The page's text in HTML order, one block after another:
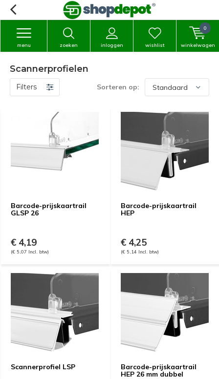
zoeken inloggen
menu wishlist winkelwagen
0
Scannerprofielen
Filters Sorteren op:
Barcode-prijskaartrail
GLSP 26
€ 4,19
(€ 5,07 Incl. btw)
Barcode-prijskaartrail
HEP
€ 4,25
(€ 5,14 Incl. btw)
Scannerprofiel LSP
Barcode-prijskaartrail
HEP 26 mm dubbel